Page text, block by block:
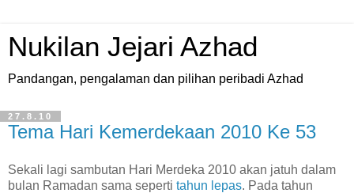
Nukilan Jejari Azhad
Pandangan, pengalaman dan pilihan peribadi Azhad
27.8.10
Tema Hari Kemerdekaan 2010 Ke 53
Sekali lagi sambutan Hari Merdeka 2010 akan jatuh dalam
bulan Ramadan sama seperti tahun lepas. Pada tahun